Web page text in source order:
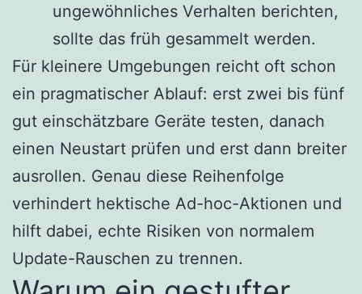
ungewöhnliches Verhalten berichten,
sollte das früh gesammelt werden.
Für kleinere Umgebungen reicht oft schon
ein pragmatischer Ablauf: erst zwei bis fünf
gut einschätzbare Geräte testen, danach
einen Neustart prüfen und erst dann breiter
ausrollen. Genau diese Reihenfolge
verhindert hektische Ad-hoc-Aktionen und
hilft dabei, echte Risiken von normalem
Update-Rauschen zu trennen.